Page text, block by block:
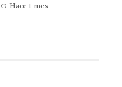
Hace 1 mes